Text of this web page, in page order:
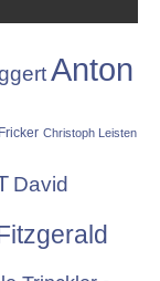
Anton
Christoph Leisten
David